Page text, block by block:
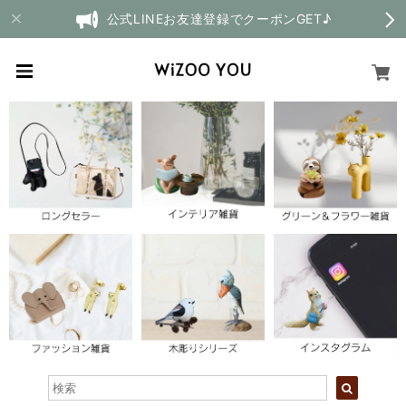
公式LINEお友達登録でクーポンGET♪